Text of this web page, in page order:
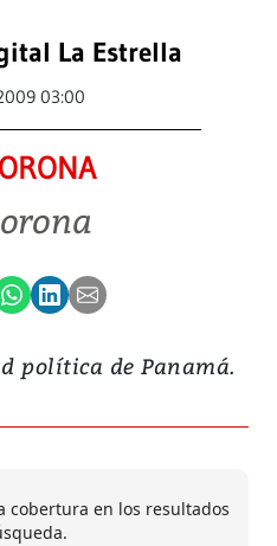
La Estrella
03:00
política de Panamá.
cobertura en los resultados